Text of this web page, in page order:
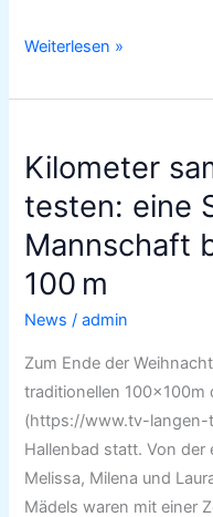
Weiterlesen »
Kilometer
testen: eine
Mannschaft
100 m
News /admin
Zum Ende der
traditionellen 100×100m
(https://www.tv-langen-
Hallenbad statt. Von
Melissa, Milena und
Mädels waren mit einer
sammeln,
Grenzen
testen:
eine
Staffel
der
Mannschaft
bei
den
100
x
100 m